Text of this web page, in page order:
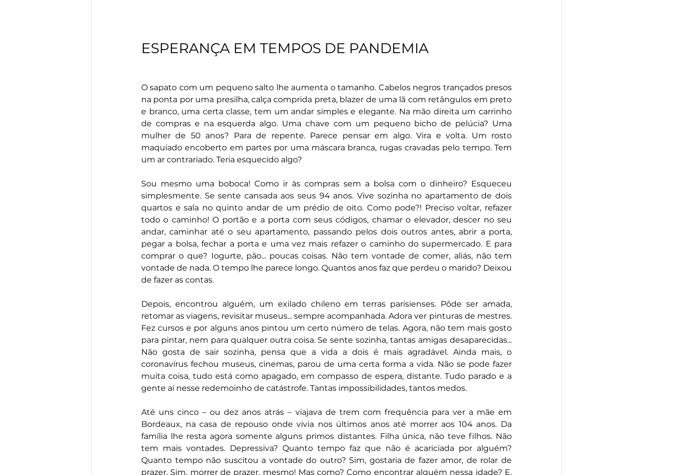
ESPERANÇA EM TEMPOS DE PANDEMIA
O sapato com um pequeno salto lhe aumenta o tamanho. Cabelos negros trançados presos
na ponta por uma presilha, calça comprida preta, blazer de uma lã com retângulos em preto
e branco, uma certa classe, tem um andar simples e elegante. Na mão direita um carrinho
de compras e na esquerda algo. Uma chave com um pequeno bicho de pelúcia? Uma
mulher de 50 anos? Para de repente. Parece pensar em algo. Vira e volta. Um rosto
maquiado encoberto em partes por uma máscara branca, rugas cravadas pelo tempo. Tem
um ar contrariado. Teria esquecido algo?
Sou mesmo uma boboca! Como ir às compras sem a bolsa com o dinheiro? Esqueceu
simplesmente. Se sente cansada aos seus 94 anos. Vive sozinha no apartamento de dois
quartos e sala no quinto andar de um prédio de oito. Como pode?! Preciso voltar, refazer
todo o caminho! O portão e a porta com seus códigos, chamar o elevador, descer no seu
andar, caminhar até o seu apartamento, passando pelos dois outros antes, abrir a porta,
pegar a bolsa, fechar a porta e uma vez mais refazer o caminho do supermercado. E para
comprar o que? Iogurte, pão... poucas coisas. Não tem vontade de comer, aliás, não tem
vontade de nada. O tempo lhe parece longo. Quantos anos faz que perdeu o marido? Deixou
de fazer as contas.
Depois, encontrou alguém, um exilado chileno em terras parisienses. Pôde ser amada,
retomar as viagens, revisitar museus... sempre acompanhada. Adora ver pinturas de mestres.
Fez cursos e por alguns anos pintou um certo número de telas. Agora, não tem mais gosto
para pintar, nem para qualquer outra coisa. Se sente sozinha, tantas amigas desaparecidas...
Não gosta de sair sozinha, pensa que a vida a dois é mais agradável. Ainda mais, o
coronavírus fechou museus, cinemas, parou de uma certa forma a vida. Não se pode fazer
muita coisa, tudo está como apagado, em compasso de espera, distante. Tudo parado e a
gente aí nesse redemoinho de catástrofe. Tantas impossibilidades, tantos medos.
Até uns cinco – ou dez anos atrás – viajava de trem com frequência para ver a mãe em
Bordeaux, na casa de repouso onde vivia nos últimos anos até morrer aos 104 anos. Da
família lhe resta agora somente alguns primos distantes. Filha única, não teve filhos. Não
tem mais vontades. Depressiva? Quanto tempo faz que não é acariciada por alguém?
Quanto tempo não suscitou a vontade do outro? Sim, gostaria de fazer amor, de rolar de
prazer. Sim, morrer de prazer, mesmo! Mas como? Como encontrar alguém nessa idade? E,